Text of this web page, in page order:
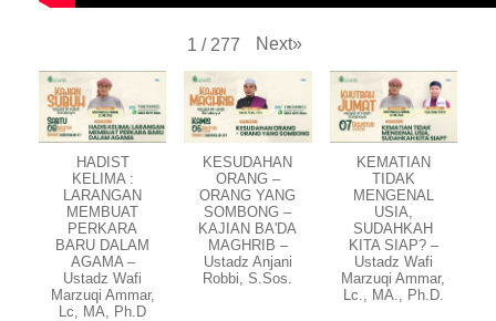
1 / 277 Next»
HADIST
KELIMA :
LARANGAN
MEMBUAT
PERKARA
BARU DALAM
AGAMA –
Ustadz Wafi
Marzuqi Ammar,
Lc, MA, Ph.D
KESUDAHAN
ORANG –
ORANG YANG
SOMBONG –
KAJIAN BA'DA
MAGHRIB –
Ustadz Anjani
Robbi, S.Sos.
KEMATIAN
TIDAK
MENGENAL
USIA,
SUDAHKAH
KITA SIAP? –
Ustadz Wafi
Marzuqi Ammar,
Lc., MA., Ph.D.